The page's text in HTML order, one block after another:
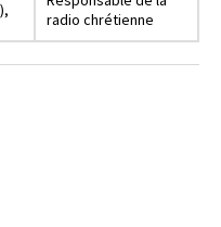
radio chrétienne